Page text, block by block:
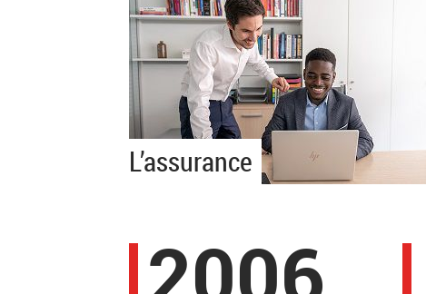
L’assurance